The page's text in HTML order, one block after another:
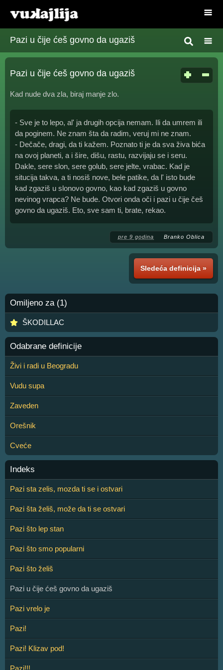
Pazi u čije ćeš govno da ugaziš
Pazi u čije ćeš govno da ugaziš
Kad nude dva zla, biraj manje zlo.
- Sve je to lepo, al' ja drugih opcija nemam. Ili da umrem ili
da poginem. Ne znam šta da radim, veruj mi ne znam.
- Dečače, dragi, da ti kažem. Poznato ti je da sva živa bića
na ovoj planeti, a i šire, dišu, rastu, razvijaju se i seru.
Dakle, sere slon, sere golub, sere jelte, vrabac. Kad je
situcija takva, a ti nosiš nove, bele patike, da l' isto bude
kad zgaziš u slonovo govno, kao kad zgaziš u govno
nevinog vrapca? Ne bude. Otvori onda oči i pazi u čije češ
govno da ugaziš. Eto, sve sam ti, brate, rekao.
pre 9 godina Branko Oblica
Sledeća definicija »
Omiljeno za (1)
ŠKODILLAC
Odabrane definicije
Živi i radi u Beogradu
Vudu supa
Zaveden
Orešnik
Cveće
Indeks
Pazi sta zelis, mozda ti se i ostvari
Pazi šta želiš, može da ti se ostvari
Pazi što lep stan
Pazi što smo popularni
Pazi što želiš
Pazi u čije ćeš govno da ugaziš
Pazi vrelo je
Pazi!
Pazi! Klizav pod!
Pazi!!!